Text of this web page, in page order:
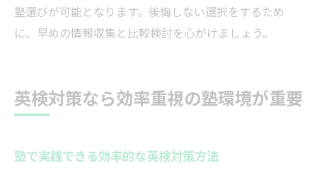
塾選びが可能となります。後悔しない選択をするため
に、早めの情報収集と比較検討を心がけましょう。
英検対策なら効率重視の塾環境が重要
塾で実践できる効率的な英検対策方法